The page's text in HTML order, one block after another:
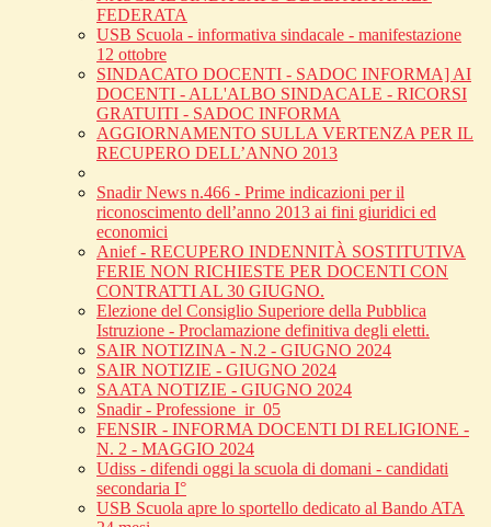
FEDERATA
USB Scuola - informativa sindacale - manifestazione
12 ottobre
SINDACATO DOCENTI - SADOC INFORMA] AI
DOCENTI - ALL'ALBO SINDACALE - RICORSI
GRATUITI - SADOC INFORMA
AGGIORNAMENTO SULLA VERTENZA PER IL
RECUPERO DELL’ANNO 2013
Snadir News n.466 - Prime indicazioni per il
riconoscimento dell’anno 2013 ai fini giuridici ed
economici
Anief - RECUPERO INDENNITÀ SOSTITUTIVA
FERIE NON RICHIESTE PER DOCENTI CON
CONTRATTI AL 30 GIUGNO.
Elezione del Consiglio Superiore della Pubblica
Istruzione - Proclamazione definitiva degli eletti.
SAIR NOTIZINA - N.2 - GIUGNO 2024
SAIR NOTIZIE - GIUGNO 2024
SAATA NOTIZIE - GIUGNO 2024
Snadir - Professione_ir_05
FENSIR - INFORMA DOCENTI DI RELIGIONE -
N. 2 - MAGGIO 2024
Udiss - difendi oggi la scuola di domani - candidati
secondaria I°
USB Scuola apre lo sportello dedicato al Bando ATA